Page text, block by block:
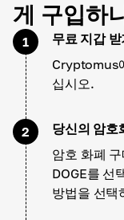
게 구입하
1
무료 지갑 받
Cryptomus
십시오.
2
당신의 암호
암호 화폐
DOGE를 선
방법을 선택